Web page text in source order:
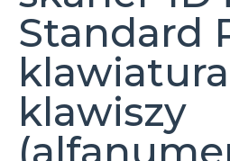
Standard
klawiszy